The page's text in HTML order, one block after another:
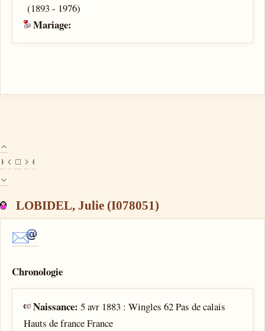
(1893 - 1976)
Mariage:
LOBIDEL, Julie (I078051)
Chronologie
Naissance:5 avr 1883 : Wingles 62 Pas de calais
Hauts de france France